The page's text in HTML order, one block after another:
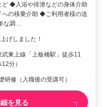
◆入浴や排泄などの身体介助
の移乗介助 ◆ご利用者様の送
な調…
げしました！
東上線「上板橋駅」徒歩11
分）
研修（入職後の受講可）
を見る